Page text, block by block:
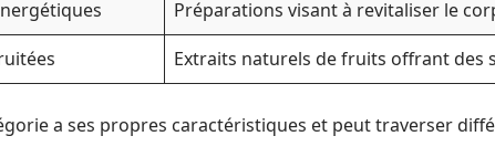
Préparations visant à revitaliser le
Extraits naturels de fruits offrant des
a ses propres caractéristiques et peut traverser